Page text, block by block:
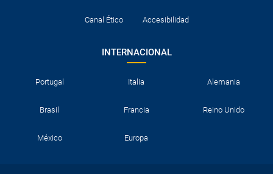
Canal Ético Accesibilidad
INTERNACIONAL
Portugal Italia Alemania
Brasil Francia Reino Unido
México Europa